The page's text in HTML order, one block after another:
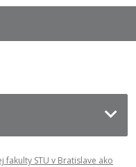
STU v Bratislave ako